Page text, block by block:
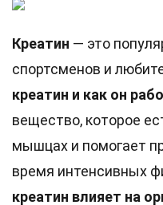
Креатин — это
спортсменов и
креатин и как он
вещество, которое
мышцах и помогает
время интенсивных
креатин влияет на